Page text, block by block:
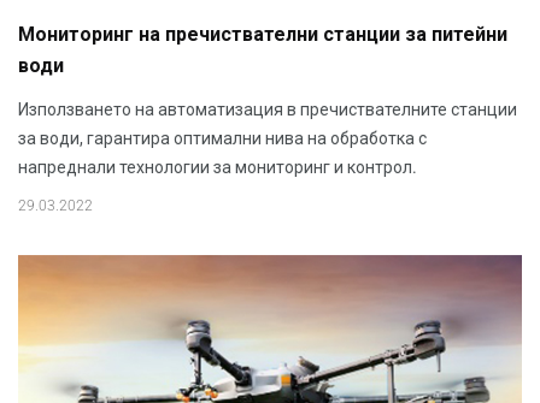
Мониторинг на пречиствателни станции за питейни
води
Използването на автоматизация в пречиствателните станции
за води, гарантира оптимални нива на обработка с
напреднали технологии за мониторинг и контрол.
29.03.2022